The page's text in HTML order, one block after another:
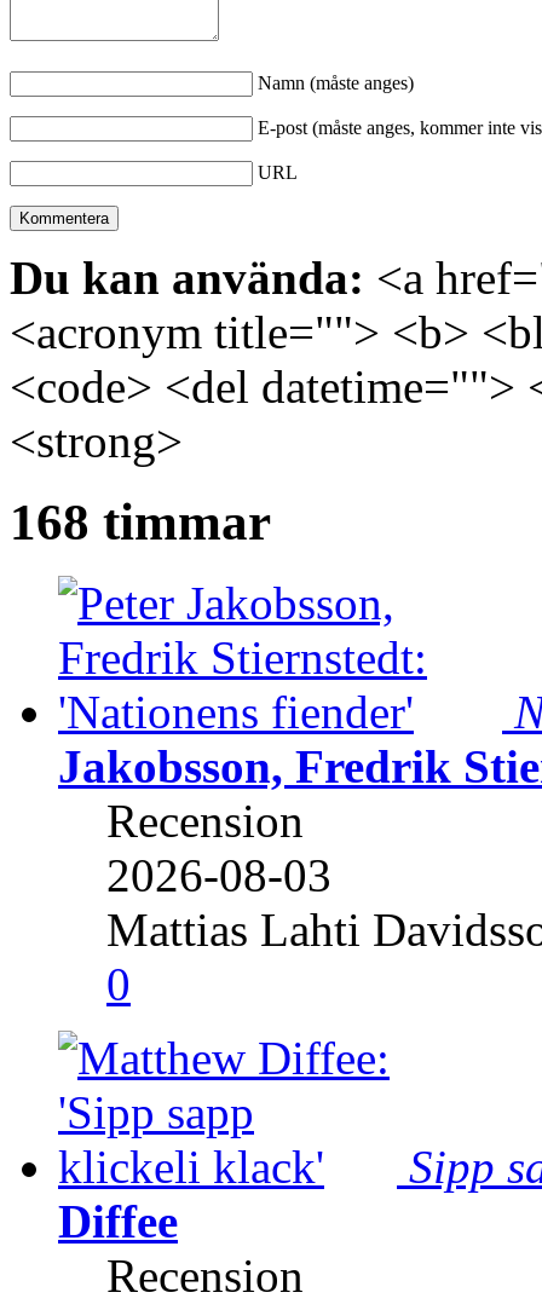
Namn (måste anges)
E-post (måste anges, kommer inte
URL
Du kan använda: <a
<acronym title=""> <b>
<code> <del
<strong>
168 timmar
Jakobsson, Fredrik
Recension
2026-08-03
Mattias Lahti
0
Sipp
Diffee
Recension